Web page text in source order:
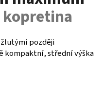
kopretina
později
kompaktní, střední výška